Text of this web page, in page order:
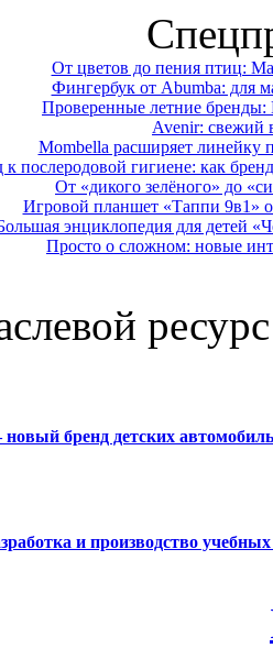
От цветов до пения птиц:
Фингербук от Abumba: для
Проверенные летние
Avenir: свежий
Mombella расширяет линейку
послеродовой гигиене: как
От «дикого зелёного» до
Игровой планшет «Таппи 9в1»
энциклопедия для детей
Просто о сложном: новые
бренд детских
и производство